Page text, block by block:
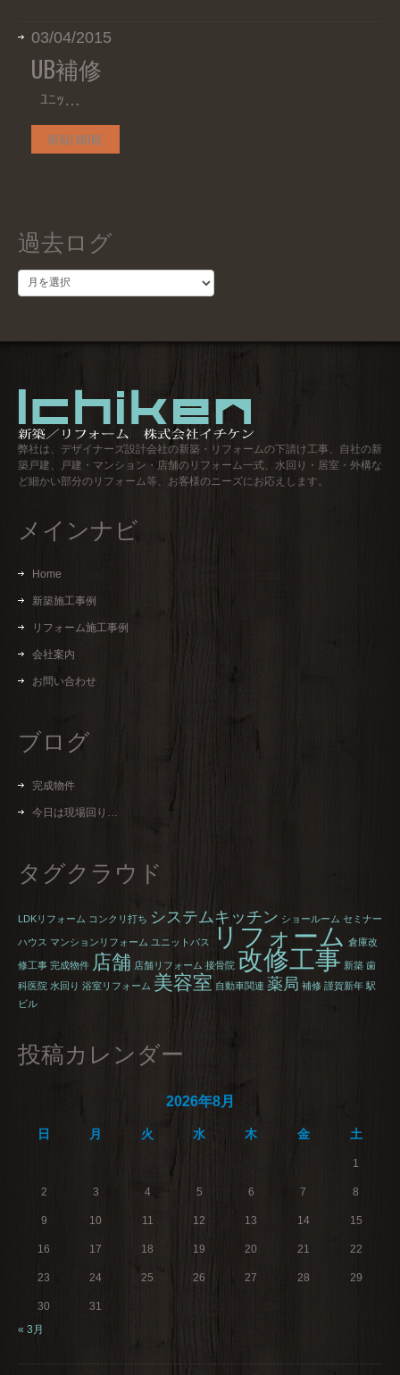
03/04/2015
UB補修
ﾕﾆｯ…
READ MORE
過去ログ
去
弊社は、デザイナーズ設計会社の新築・リフォームの下請け工事、自社の新
築戸建、戸建・マンション・店舗のリフォーム一式、水回り・居室・外構な
ど細かい部分のリフォーム等、お客様のニーズにお応えします。
メインナビ
Home
新築施工事例
リフォーム施工事例
会社案内
お問い合わせ
ブログ
完成物件
今日は現場回り…
タグクラウド
LDKリフォーム コンクリ打ち システムキッチン ショールーム セミナー
ハウス マンションリフォーム ユニットバス リフォーム 倉庫改
修工事 完成物件 店舗 店舗リフォーム 接骨院 改修工事 新築 歯
科医院 水回り 浴室リフォーム 美容室 自動車関連 薬局 補修 謹賀新年 駅
ビル
投稿カレンダー
2026年8月
日 月 火 水 木 金 土
1
2 3 4 5 6 7 8
9 10 11 12 13 14 15
16 17 18 19 20 21 22
23 24 25 26 27 28 29
30
31
« 3月